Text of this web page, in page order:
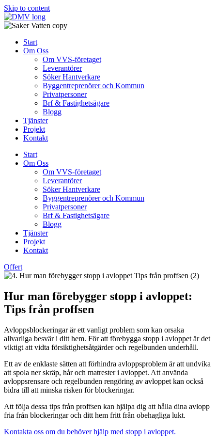
Skip to content
Start
Om Oss
Om VVS-företaget
Leverantörer
Söker Hantverkare
Byggentreprenörer och Kommun
Privatpersoner
Brf & Fastighetsägare
Blogg
Tjänster
Projekt
Kontakt
Start
Om Oss
Om VVS-företaget
Leverantörer
Söker Hantverkare
Byggentreprenörer och Kommun
Privatpersoner
Brf & Fastighetsägare
Blogg
Tjänster
Projekt
Kontakt
Offert
Hur man förebygger stopp i avloppet:
Tips från proffsen
Avloppsblockeringar är ett vanligt problem som kan orsaka
allvarliga besvär i ditt hem. För att förebygga stopp i avloppet är det
viktigt att vidta försiktighetsåtgärder och regelbunden underhåll.
Ett av de enklaste sätten att förhindra avloppsproblem är att undvika
att spola ner skräp, hår och matrester i avloppet. Att använda
avloppsrensare och regelbunden rengöring av avloppet kan också
bidra till att minska risken för blockeringar.
Att följa dessa tips från proffsen kan hjälpa dig att hålla dina avlopp
fria från blockeringar och ditt hem fritt från obehagliga lukt.
Kontakta oss om du behöver hjälp med stopp i avloppet.